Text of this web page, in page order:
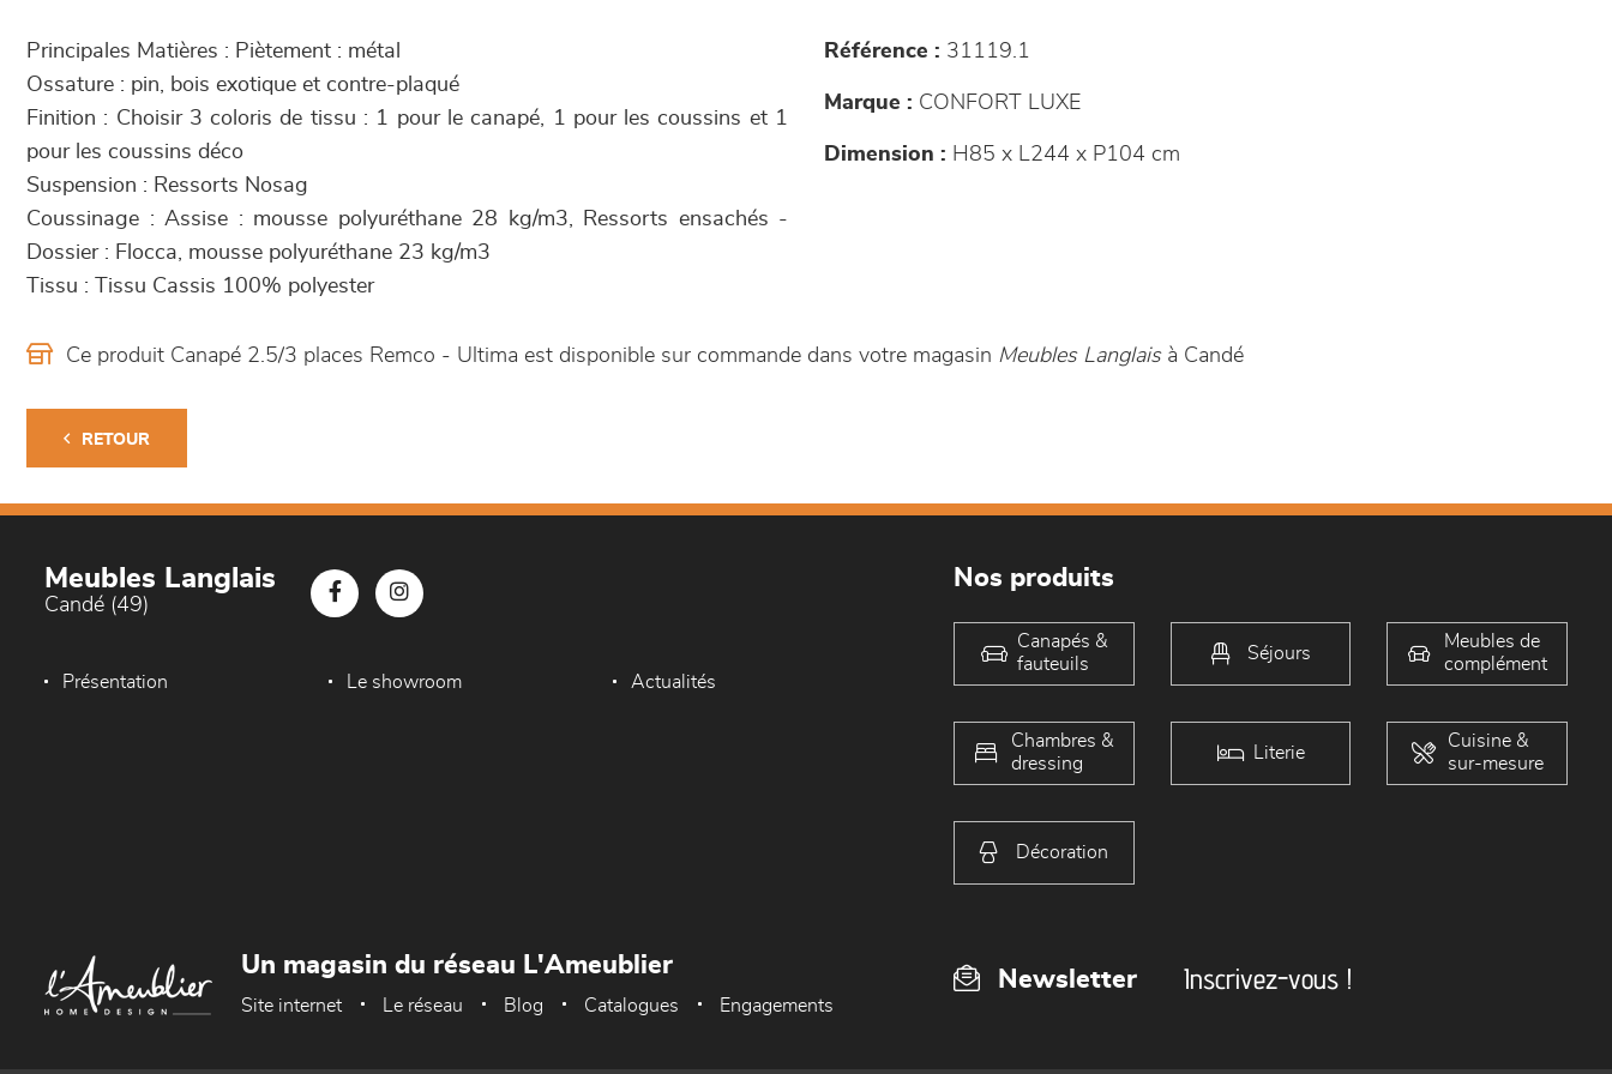
Principales Matières : Piètement : métal
Ossature : pin, bois exotique et contre-plaqué
Finition : Choisir 3 coloris de tissu : 1 pour le canapé, 1 pour les coussins et 1
pour les coussins déco
Suspension : Ressorts Nosag
Coussinage : Assise : mousse polyuréthane 28 kg/m3, Ressorts ensachés -
Dossier : Flocca, mousse polyuréthane 23 kg/m3
Tissu : Tissu Cassis 100% polyester
Référence : 31119.1
Marque : CONFORT LUXE
Dimension : H85 x L244 x P104 cm
Ce produit Canapé 2.5/3 places Remco - Ultima est disponible sur commande dans votre magasin Meubles Langlaisà Candé
RETOUR
Meubles Langlais
Candé (49)
Présentation Le showroom Actualités
Nos produits
Canapés &
fauteuils
Séjours
Meubles de
complément
Chambres &
dressing
Literie
Cuisine &
sur-mesure
Décoration
Newsletter Inscrivez-vous !
Un magasin du réseau L'Ameublier
Site internet Le réseau Blog Catalogues Engagements